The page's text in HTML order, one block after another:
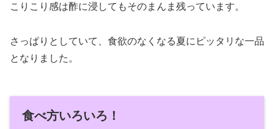
こりこり感は酢に浸してもそのまんま残っています。
さっぱりとしていて、食欲のなくなる夏にピッタリな一品
となりました。
食べ方いろいろ！